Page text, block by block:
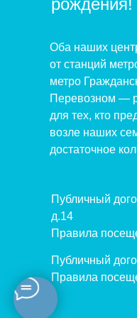
рождения!
Оба наших
от станций
метро
Перевозном —
для тех, кто
возле наших
достаточное
Публичный
д.14
Правила
Публичный
Правила